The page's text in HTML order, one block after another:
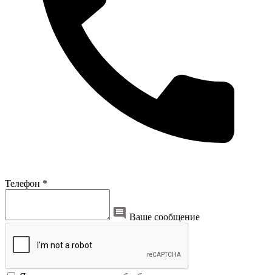
Телефон *
Ваше сообщение